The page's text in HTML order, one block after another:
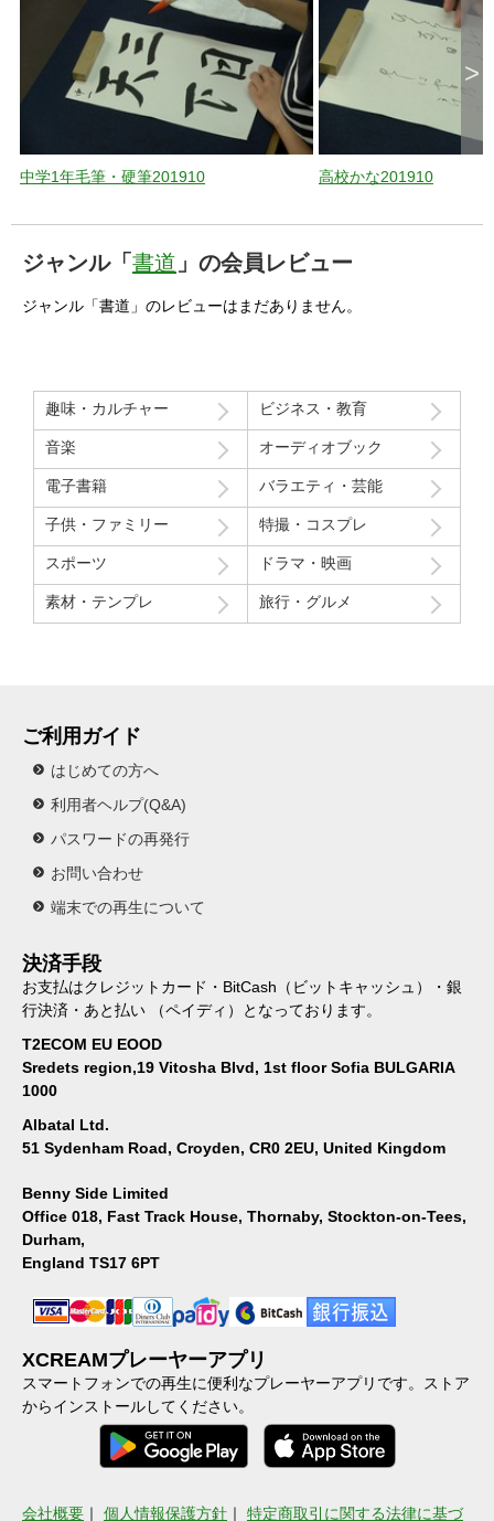
中学1年毛筆・硬筆201910 高校かな201910
>
ジャンル「 書道 」の会員レビュー
ジャンル「書道」のレビューはまだありません。
趣味・カルチャー ビジネス・教育
音楽 オーディオブック
電子書籍 バラエティ・芸能
子供・ファミリー 特撮・コスプレ
スポーツ ドラマ・映画
素材・テンプレ 旅行・グルメ
ご利用ガイド
はじめての方へ
利用者ヘルプ(Q&A)
パスワードの再発行
お問い合わせ
端末での再生について
決済手段
お支払はクレジットカード・BitCash（ビットキャッシュ）・銀
行決済・あと払い （ペイディ）となっております。
T2ECOM EU EOOD
Sredets region,19 Vitosha Blvd, 1st floor Sofia BULGARIA
1000
Albatal Ltd.
51 Sydenham Road, Croyden, CR0 2EU, United Kingdom
Benny Side Limited
Office 018, Fast Track House, Thornaby, Stockton-on-Tees,
Durham,
England TS17 6PT
XCREAMプレーヤーアプリ
スマートフォンでの再生に便利なプレーヤーアプリです。ストア
からインストールしてください。
会社概要 ｜ 個人情報保護方針 ｜ 特定商取引に関する法律に基づ